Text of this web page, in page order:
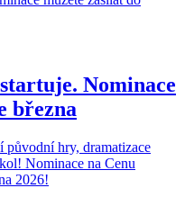
Nominace
března
původní hry, dramatizace
Nominace na Cenu
2026!